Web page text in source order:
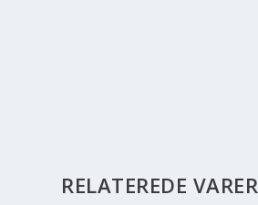
RELATEREDE VARER